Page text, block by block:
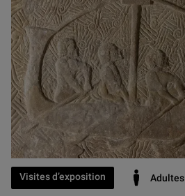
Visites d’exposition Adultes